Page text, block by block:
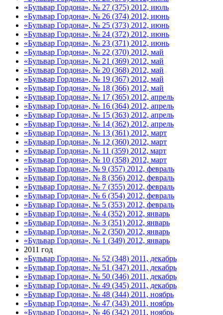
«Бульвар Гордона», № 27 (375) 2012, июль
«Бульвар Гордона», № 26 (374) 2012, июнь
«Бульвар Гордона», № 25 (373) 2012, июнь
«Бульвар Гордона», № 24 (372) 2012, июнь
«Бульвар Гордона», № 23 (371) 2012, июнь
«Бульвар Гордона», № 22 (370) 2012, май
«Бульвар Гордона», № 21 (369) 2012, май
«Бульвар Гордона», № 20 (368) 2012, май
«Бульвар Гордона», № 19 (367) 2012, май
«Бульвар Гордона», № 18 (366) 2012, май
«Бульвар Гордона», № 17 (365) 2012, апрель
«Бульвар Гордона», № 16 (364) 2012, апрель
«Бульвар Гордона», № 15 (363) 2012, апрель
«Бульвар Гордона», № 14 (362) 2012, апрель
«Бульвар Гордона», № 13 (361) 2012, март
«Бульвар Гордона», № 12 (360) 2012, март
«Бульвар Гордона», № 11 (359) 2012, март
«Бульвар Гордона», № 10 (358) 2012, март
«Бульвар Гордона», № 9 (357) 2012, февраль
«Бульвар Гордона», № 8 (356) 2012, февраль
«Бульвар Гордона», № 7 (355) 2012, февраль
«Бульвар Гордона», № 6 (354) 2012, февраль
«Бульвар Гордона», № 5 (353) 2012, февраль
«Бульвар Гордона», № 4 (352) 2012, январь
«Бульвар Гордона», № 3 (351) 2012, январь
«Бульвар Гордона», № 2 (350) 2012, январь
«Бульвар Гордона», № 1 (349) 2012, январь
2011 год
«Бульвар Гордона», № 52 (348) 2011, декабрь
«Бульвар Гордона», № 51 (347) 2011, декабрь
«Бульвар Гордона», № 50 (346) 2011, декабрь
«Бульвар Гордона», № 49 (345) 2011, декабрь
«Бульвар Гордона», № 48 (344) 2011, ноябрь
«Бульвар Гордона», № 47 (343) 2011, ноябрь
«Бульвар Гордона», № 46 (342) 2011, ноябрь